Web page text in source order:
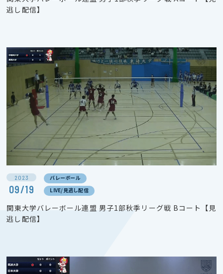
逃し配信】
2023
09/19
バレーボール
LIVE/見逃し配信
関東大学バレーボール連盟 男子1部秋季リーグ戦 Bコート【見
逃し配信】